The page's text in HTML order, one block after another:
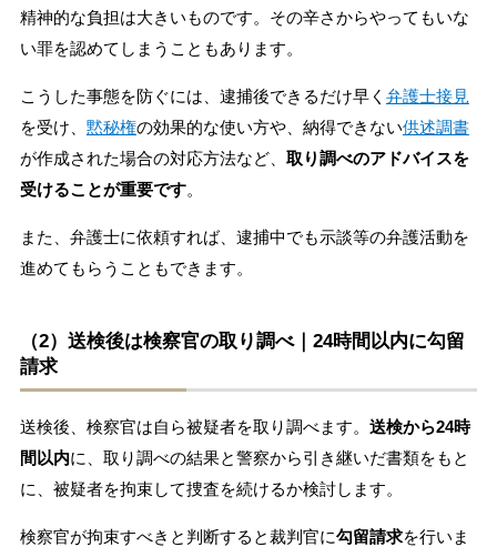
精神的な負担は大きいものです。その辛さからやってもいな
い罪を認めてしまうこともあります。
こうした事態を防ぐには、逮捕後できるだけ早く 弁護士接見
を受け、 黙秘権の効果的な使い方や、納得できない供述調書
が作成された場合の対応方法など、 取り調べのアドバイスを
受けることが重要です。
また、弁護士に依頼すれば、逮捕中でも示談等の弁護活動を
進めてもらうこともできます。
（2）送検後は検察官の取り調べ｜24時間以内に勾留
請求
送検後、検察官は自ら被疑者を取り調べます。 送検から24時
間以内に、取り調べの結果と警察から引き継いだ書類をもと
に、被疑者を拘束して捜査を続けるか検討します。
検察官が拘束すべきと判断すると裁判官に勾留請求を行いま